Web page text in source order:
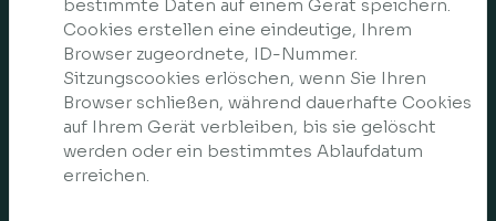
bestimmte Daten auf einem Gerät speichern.
Cookies erstellen eine eindeutige, Ihrem
Browser zugeordnete, ID-Nummer.
Sitzungscookies erlöschen, wenn Sie Ihren
Browser schließen, während dauerhafte Cookies
auf Ihrem Gerät verbleiben, bis sie gelöscht
werden oder ein bestimmtes Ablaufdatum
erreichen.